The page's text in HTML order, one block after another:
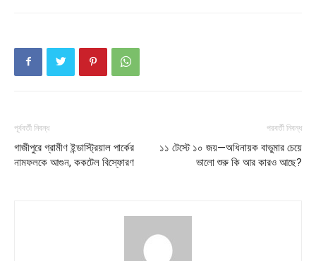
পূর্ববর্তী নিবন্ধ
গাজীপুরে গ্রামীণ ইন্ডাস্ট্রিয়াল পার্কের
নামফলকে আগুন, ককটেল বিস্ফোরণ
পরবর্তী নিবন্ধ
১১ টেস্টে ১০ জয়—অধিনায়ক বাভুমার চেয়ে
ভালো শুরু কি আর কারও আছে?